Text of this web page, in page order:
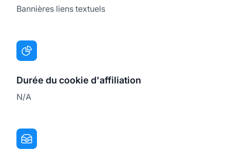
Bannières liens textuels
Durée du cookie d'affiliation
N/A